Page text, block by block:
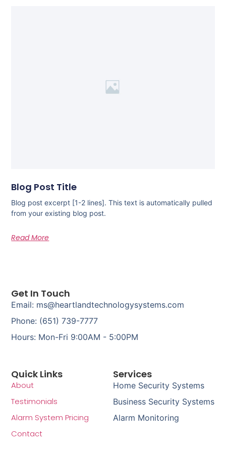
Blog Post Title
Blog post excerpt [1-2 lines]. This text is automatically pulled
from your existing blog post.
Read More
Services
Home Security Systems
Business Security Systems
Alarm Monitoring
Quick Links
About
Testimonials
Alarm System Pricing
Contact
Get In Touch
Email: ms@heartlandtechnologysystems.com
Phone: (651) 739-7777
Hours: Mon-Fri 9:00AM - 5:00PM